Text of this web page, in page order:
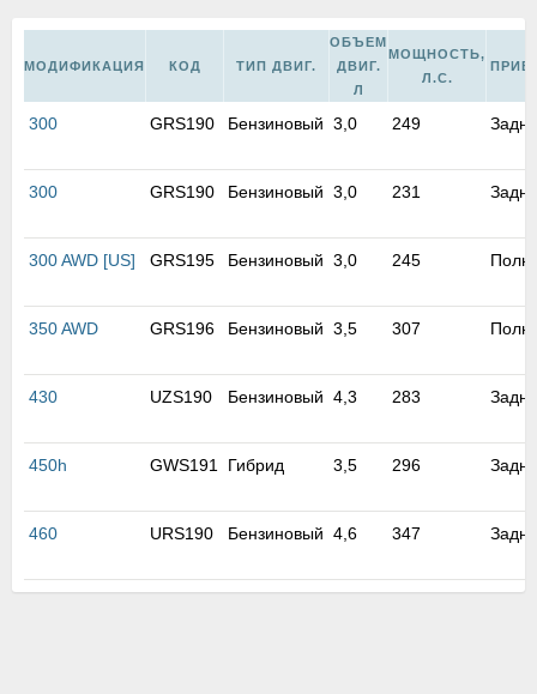
МОДИФИКАЦИЯ КОД ТИП ДВИГ.
ОБЪЕМ
ДВИГ.
Л
МОЩНОСТЬ,
Л.С.
300 GRS190 Бензиновый 3,0 249
300 GRS190 Бензиновый 3,0 231
300 AWD [US] GRS195 Бензиновый 3,0 245
350 AWD GRS196 Бензиновый 3,5 307
430 UZS190 Бензиновый 4,3 283
450h GWS191 Гибрид 3,5 296
460 URS190 Бензиновый 4,6 347